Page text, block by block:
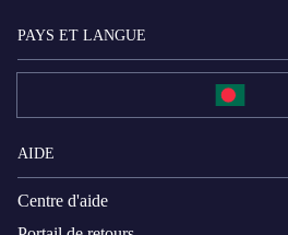
PAYS ET LANGUE
AIDE
Centre d'aide